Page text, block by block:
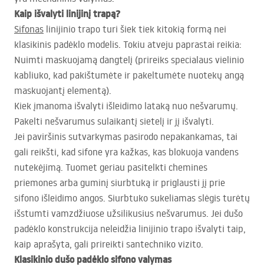
Kaip išvalyti linijinį trapą?
Sifonas linijinio trapo turi šiek tiek kitokią formą nei
klasikinis padėklo modelis. Tokiu atveju paprastai reikia:
Nuimti maskuojamą dangtelį (prireiks specialaus vielinio
kabliuko, kad pakištumėte ir pakeltumėte nuotekų angą
maskuojantį elementą).
Kiek įmanoma išvalyti išleidimo lataką nuo nešvarumų.
Pakelti nešvarumus sulaikantį sietelį ir jį išvalyti.
Jei paviršinis sutvarkymas pasirodo nepakankamas, tai
gali reikšti, kad sifone yra kažkas, kas blokuoja vandens
nutekėjimą. Tuomet geriau pasitelkti chemines
priemones arba guminį siurbtuką ir priglausti jį prie
sifono išleidimo angos. Siurbtuko sukeliamas slėgis turėtų
išstumti vamzdžiuose užsilikusius nešvarumus. Jei dušo
padėklo konstrukcija neleidžia linijinio trapo išvalyti taip,
kaip aprašyta, gali prireikti santechniko vizito.
Klasikinio dušo padėklo sifono valymas